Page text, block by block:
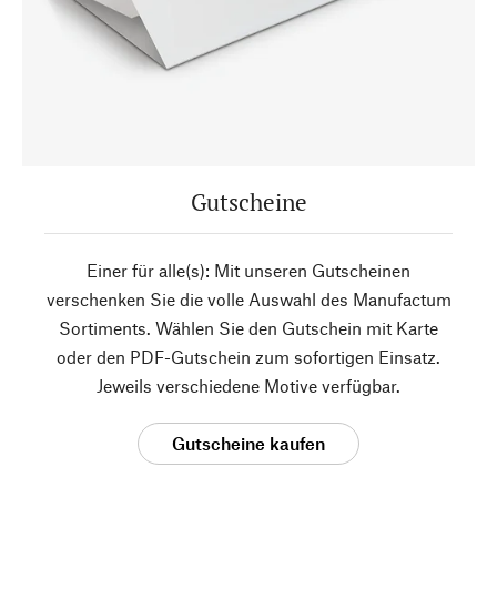
Gutscheine
Einer für alle(s): Mit unseren Gutscheinen
verschenken Sie die volle Auswahl des Manufactum
Sortiments. Wählen Sie den Gutschein mit Karte
oder den PDF-Gutschein zum sofortigen Einsatz.
Jeweils verschiedene Motive verfügbar.
Gutscheine kaufen